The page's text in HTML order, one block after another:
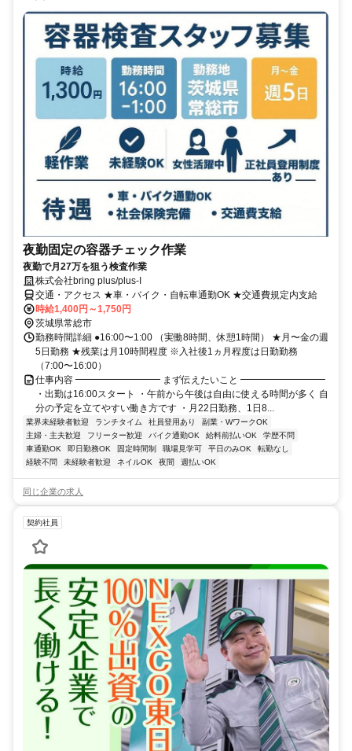
夜勤固定の容器チェック作業
夜勤で月27万を狙う検査作業
株式会社bring plus/plus-I
交通・アクセス ★車・バイク・自転車通勤OK ★交通費規定内支給
時給1,400円～1,750円
茨城県常総市
勤務時間詳細 ●16:00〜1:00 （実働8時間、休憩1時間） ★月〜金の週
5日勤務 ★残業は月10時間程度 ※入社後1ヵ月程度は日勤勤務
（7:00〜16:00）
仕事内容 ━━━━━━━━━ まず伝えたいこと ━━━━━━━━━
・出勤は16:00スタート ・午前から午後は自由に使える時間が多く 自
分の予定を立てやすい働き方です ・月22日勤務、1日8...
業界未経験者歓迎 ランチタイム 社員登用あり
副業・WワークOK
主婦・主夫歓迎
フリーター歓迎 バイク通勤OK 給料前払いOK
学歴不問
車通勤OK
即日勤務OK 固定時間制 職場見学可 平日のみOK
転勤なし
経験不問
未経験者歓迎 ネイルOK 夜間 週払いOK
同じ企業の求人
契約社員